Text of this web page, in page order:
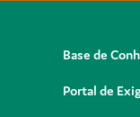
Base de
Portal de